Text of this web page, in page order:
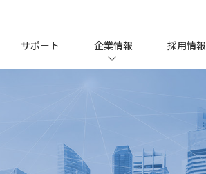
サポート 企業情報
代表挨拶
採用情報